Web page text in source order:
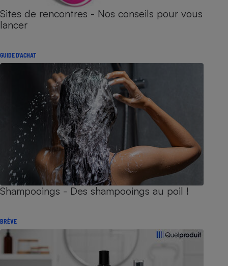
Sites de rencontres - Nos conseils pour vous
lancer
GUIDE D'ACHAT
Shampooings - Des shampooings au poil !
BRÈVE